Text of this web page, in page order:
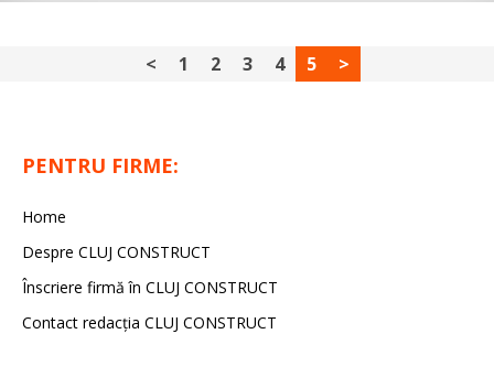
< 1 2 3 4 5 >
PENTRU FIRME:
Home
Despre CLUJ CONSTRUCT
Înscriere firmă în CLUJ CONSTRUCT
Contact redacția CLUJ CONSTRUCT